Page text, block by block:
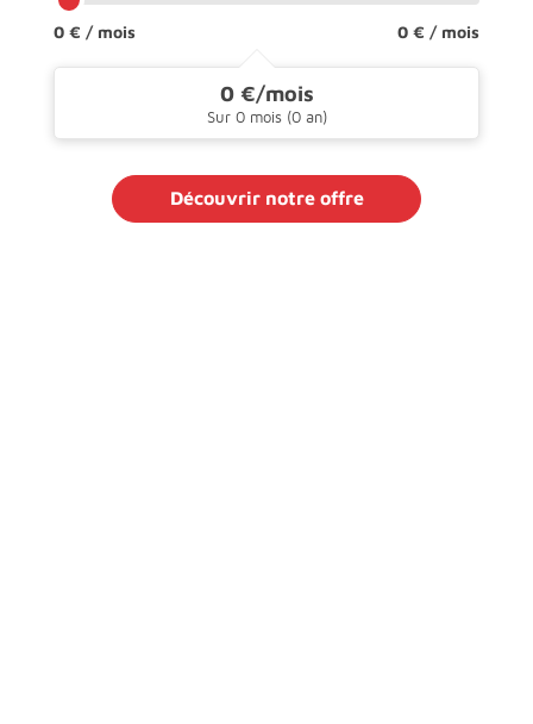
0 € / mois 0 € / mois
Sur 0 mois (0 an)
Découvrir notre offre